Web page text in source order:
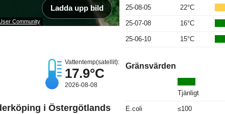
Community
Ladda upp bild
Vattentemp(satellit):
17.9°C
2026-08-08
i Östergötlands
25-08-05 22°C
25-07-08 16°C
25-06-10 15°C
Gränsvärden
Tjänligt
E.coli ≤100